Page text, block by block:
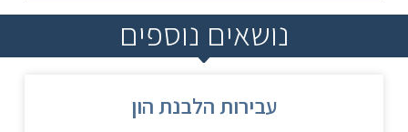
נושאים נוספים
עבירות הלבנת הון